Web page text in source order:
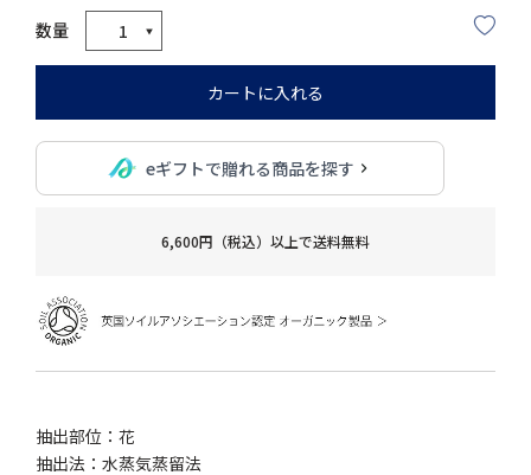
カートに入れる
eギフトで贈れる商品を探す
6,600円（税込）以上で送料無料
抽出部位：花
抽出法：水蒸気蒸留法